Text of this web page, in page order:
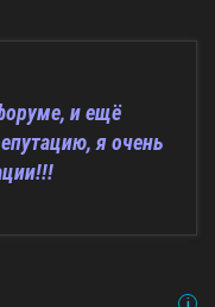
и ещё
я очень